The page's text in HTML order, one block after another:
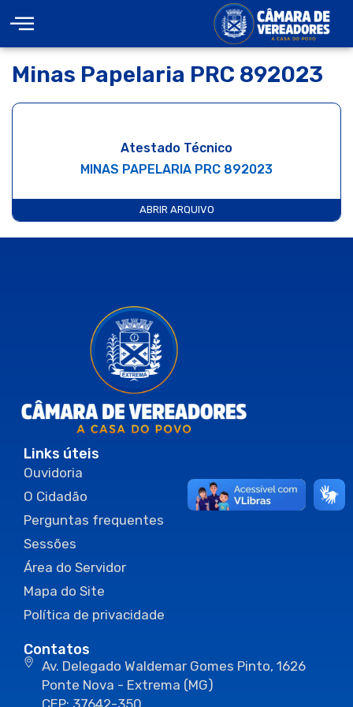
Minas Papelaria PRC 892023
Atestado Técnico
MINAS PAPELARIA PRC 892023
ABRIR ARQUIVO
Links úteis
Ouvidoria
O Cidadão
Perguntas frequentes
Sessões
Área do Servidor
Mapa do Site
Política de privacidade
Contatos
Av. Delegado Waldemar Gomes Pinto, 1626
Ponte Nova - Extrema (MG)